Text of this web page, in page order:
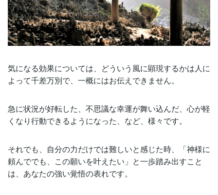
気になる効果については、どういう風に顕現するかは人に
よって千差万別で、一概にはお伝えできません。
急に状況が好転した、不思議な幸運が舞い込んだ、心が軽
くなり行動できるようになった、など、様々です。
それでも、自分の力だけでは難しいと感じた時、「神様に
頼んででも、この願いを叶えたい」と一歩踏み出すこと
は、あなたの強い覚悟の表れです。